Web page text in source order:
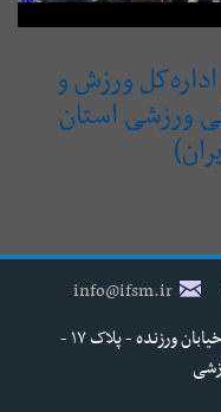
ورزش و
ورزشی استان
info@ifsm.ir
تهران - خیابان شهید مفتح جنوبی - خیابان ورزنده - پلاک ۱۷ -